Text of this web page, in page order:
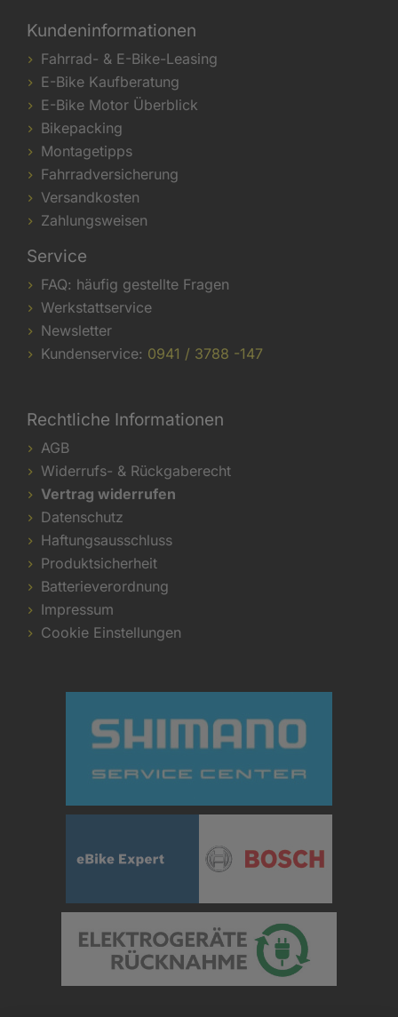
Kundeninformationen
Fahrrad- & E-Bike-Leasing
E-Bike Kaufberatung
E-Bike Motor Überblick
Bikepacking
Montagetipps
Fahrradversicherung
Versandkosten
Zahlungsweisen
Service
FAQ: häufig gestellte Fragen
Werkstattservice
Newsletter
Kundenservice: 0941 / 3788 -147
Rechtliche Informationen
AGB
Widerrufs- & Rückgaberecht
Vertrag widerrufen
Datenschutz
Haftungsausschluss
Produktsicherheit
Batterieverordnung
Impressum
Cookie Einstellungen